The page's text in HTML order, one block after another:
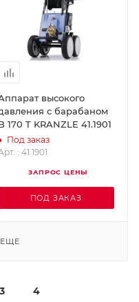
высокого
с барабаном
170 T KRANZLE 41.1901
Под заказ
: 41.1901
ЗАПРОС ЦЕНЫ
ПОД ЗАКАЗ
3 4